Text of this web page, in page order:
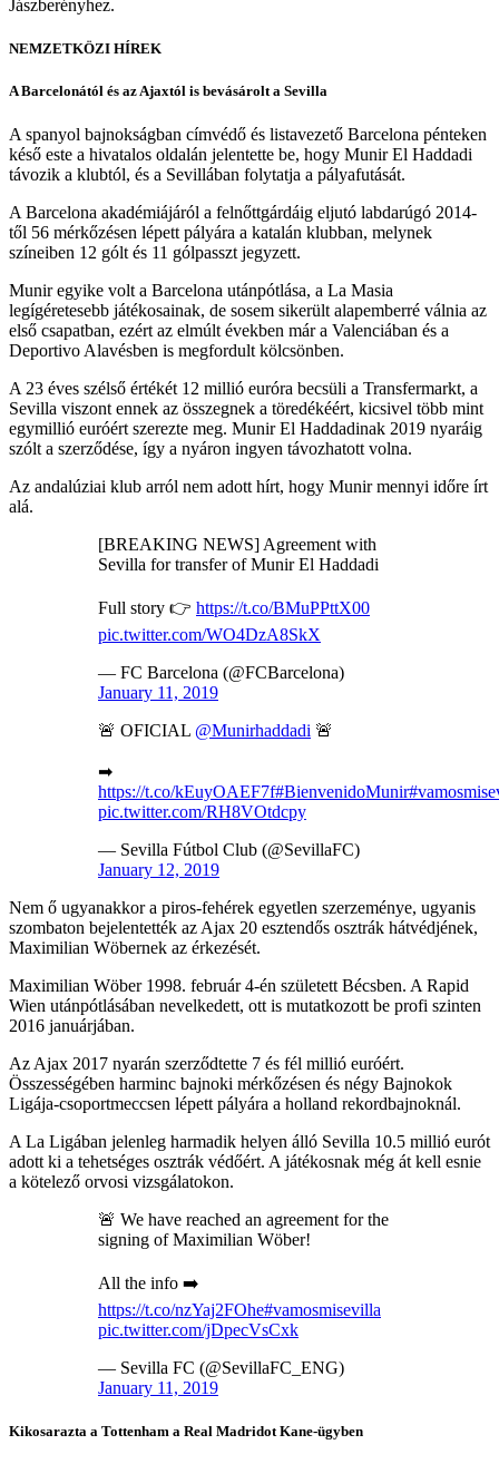
Jászberényhez.
NEMZETKÖZI HÍREK
A Barcelonától és az Ajaxtól is bevásárolt a Sevilla
A spanyol bajnokságban címvédő és listavezető Barcelona pénteken
késő este a hivatalos oldalán jelentette be, hogy Munir El Haddadi
távozik a klubtól, és a Sevillában folytatja a pályafutását.
A Barcelona akadémiájáról a felnőttgárdáig eljutó labdarúgó 2014-
től 56 mérkőzésen lépett pályára a katalán klubban, melynek
színeiben 12 gólt és 11 gólpasszt jegyzett.
Munir egyike volt a Barcelona utánpótlása, a La Masia
legígéretesebb játékosainak, de sosem sikerült alapemberré válnia az
első csapatban, ezért az elmúlt években már a Valenciában és a
Deportivo Alavésben is megfordult kölcsönben.
A 23 éves szélső értékét 12 millió euróra becsüli a Transfermarkt, a
Sevilla viszont ennek az összegnek a töredékéért, kicsivel több mint
egymillió euróért szerezte meg. Munir El Haddadinak 2019 nyaráig
szólt a szerződése, így a nyáron ingyen távozhatott volna.
Az andalúziai klub arról nem adott hírt, hogy Munir mennyi időre írt
alá.
[BREAKING NEWS] Agreement with
Sevilla for transfer of Munir El Haddadi
Full story 👉 https://t.co/BMuPPttX00
pic.twitter.com/WO4DzA8SkX
— FC Barcelona (@FCBarcelona)
January 11, 2019
🚨 OFICIAL @Munirhaddadi 🚨
➡
https://t.co/kEuyOAEF7f#BienvenidoMunir
pic.twitter.com/RH8VOtdcpy
— Sevilla Fútbol Club (@SevillaFC)
January 12, 2019
Nem ő ugyanakkor a piros-fehérek egyetlen szerzeménye, ugyanis
szombaton bejelentették az Ajax 20 esztendős osztrák hátvédjének,
Maximilian Wöbernek az érkezését.
Maximilian Wöber 1998. február 4-én született Bécsben. A Rapid
Wien utánpótlásában nevelkedett, ott is mutatkozott be profi szinten
2016 januárjában.
Az Ajax 2017 nyarán szerződtette 7 és fél millió euróért.
Összességében harminc bajnoki mérkőzésen és négy Bajnokok
Ligája-csoportmeccsen lépett pályára a holland rekordbajnoknál.
A La Ligában jelenleg harmadik helyen álló Sevilla 10.5 millió eurót
adott ki a tehetséges osztrák védőért. A játékosnak még át kell esnie
a kötelező orvosi vizsgálatokon.
🚨 We have reached an agreement for the
signing of Maximilian Wöber!
All the info ➡️
https://t.co/nzYaj2FOhe#vamosmisevilla
pic.twitter.com/jDpecVsCxk
— Sevilla FC (@SevillaFC_ENG)
January 11, 2019
Kikosarazta a Tottenham a Real Madridot Kane-ügyben